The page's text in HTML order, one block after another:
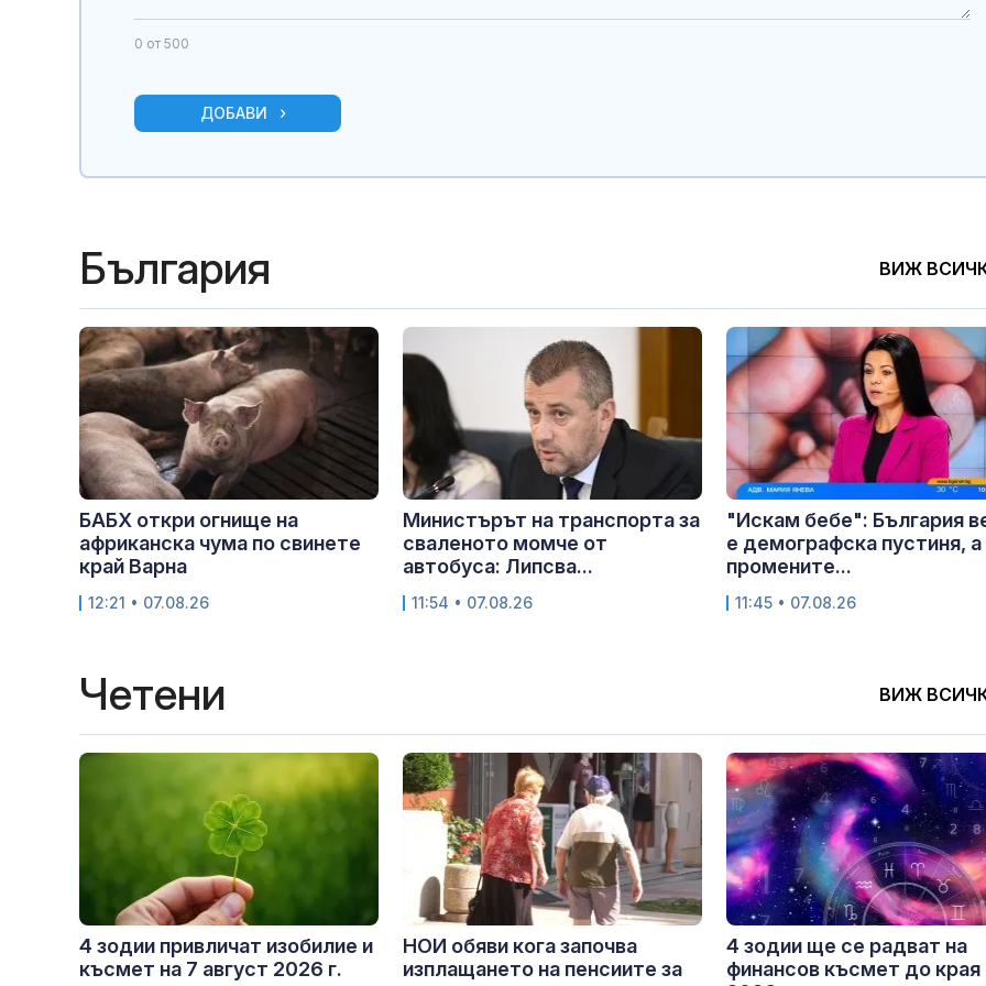
0 от 500
ДОБАВИ
България ВИЖ
БАБХ откри огнище на
африканска чума по свинете
край Варна
12:21 • 07.08.26
Министърът на транспорта за
сваленото момче от
автобуса: Липсва...
11:54 • 07.08.26
"Искам бебе": България
е демографска пустиня, а
промените...
11:45 • 07.08.26
Четени ВИЖ
4 зодии привличат изобилие и
късмет на 7 август 2026 г.
НОИ обяви кога започва
изплащането на пенсиите за
4 зодии ще се радват на
финансов късмет до края